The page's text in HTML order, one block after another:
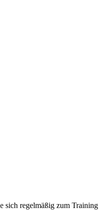
regelmäßig zum